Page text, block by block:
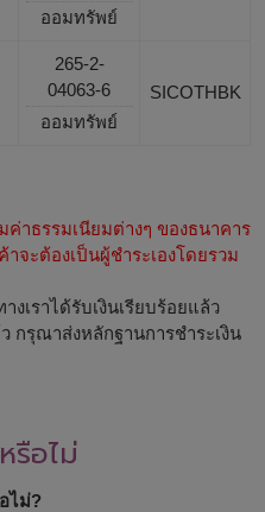
ออมทรัพย์
265-2-
04063-6
ออมทรัพย์
SICOTHBK
ค่าธรรมเนียมต่างๆ ของธนาคาร
จะต้องเป็นผู้ชำระเองโดยรวม
เราได้รับเงินเรียบร้อยแล้ว
กรุณาส่งหลักฐานการชำระเงิน
รือไม่
ไม่?